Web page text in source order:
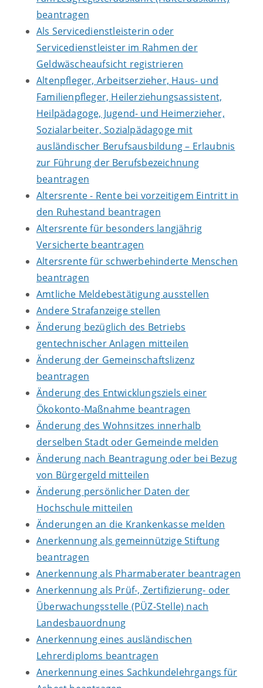
beantragen
Als Servicedienstleisterin oder
Servicedienstleister im Rahmen der
Geldwäscheaufsicht registrieren
Altenpfleger, Arbeitserzieher, Haus- und
Familienpfleger, Heilerziehungsassistent,
Heilpädagoge, Jugend- und Heimerzieher,
Sozialarbeiter, Sozialpädagoge mit
ausländischer Berufsausbildung – Erlaubnis
zur Führung der Berufsbezeichnung
beantragen
Altersrente - Rente bei vorzeitigem Eintritt in
den Ruhestand beantragen
Altersrente für besonders langjährig
Versicherte beantragen
Altersrente für schwerbehinderte Menschen
beantragen
Amtliche Meldebestätigung ausstellen
Andere Strafanzeige stellen
Änderung bezüglich des Betriebs
gentechnischer Anlagen mitteilen
Änderung der Gemeinschaftslizenz
beantragen
Änderung des Entwicklungsziels einer
Ökokonto-Maßnahme beantragen
Änderung des Wohnsitzes innerhalb
derselben Stadt oder Gemeinde melden
Änderung nach Beantragung oder bei Bezug
von Bürgergeld mitteilen
Änderung persönlicher Daten der
Hochschule mitteilen
Änderungen an die Krankenkasse melden
Anerkennung als gemeinnützige Stiftung
beantragen
Anerkennung als Pharmaberater beantragen
Anerkennung als Prüf-, Zertifizierung- oder
Überwachungsstelle (PÜZ-Stelle) nach
Landesbauordnung
Anerkennung eines ausländischen
Lehrerdiploms beantragen
Anerkennung eines Sachkundelehrgangs für